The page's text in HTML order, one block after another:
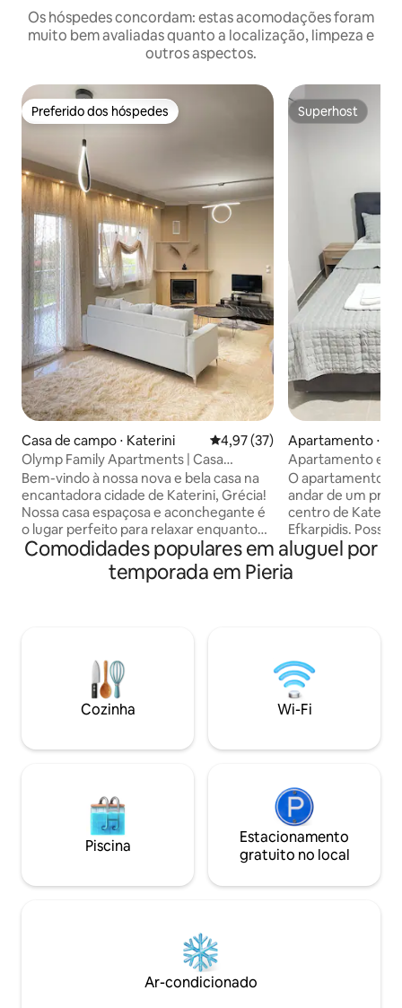
Os hóspedes concordam: estas acomodações foram
muito bem avaliadas quanto a localização, limpeza e
outros aspectos.
Preferido dos hóspedes
Preferido dos hóspedes
Casa de campo ⋅ Katerini 4,97 de uma avaliação média
4,97 (37)
Olymp Family Apartments | Casa
independente Katerini
Bem-vindo à nossa nova e bela casa na
encantadora cidade de Katerini, Grécia!
Nossa casa espaçosa e aconchegante é
o lugar perfeito para relaxar enquanto
desfruta de tudo o que esta
encantadora região tem a oferecer. Há 2
ar condicionado na casa, um na sala de
(preparativos de casamento,
aniversários, etc.) não são permitidos -
Carregar um veículo elétrico também
não é permitido
Superhost
Superhost
Apartamento ⋅
Apartamento em
O apartamento
andar de um
centro de
Efkarpidis. Possui
uma excelente
quarto com cama
cama, uma área
viajantes
negócios,
calorosa e
modernas.
Comodidades populares em aluguel por
temporada em Pieria
Cozinha Wi-Fi
Piscina
Estacionamento
gratuito no local
Ar-condicionado